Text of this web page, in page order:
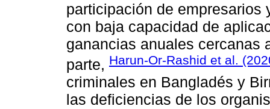
participación de empresarios
con baja capacidad de
ganancias anuales cercanas
parte, Harun-Or-Rashid et al.
criminales en Bangladés y
las deficiencias de los